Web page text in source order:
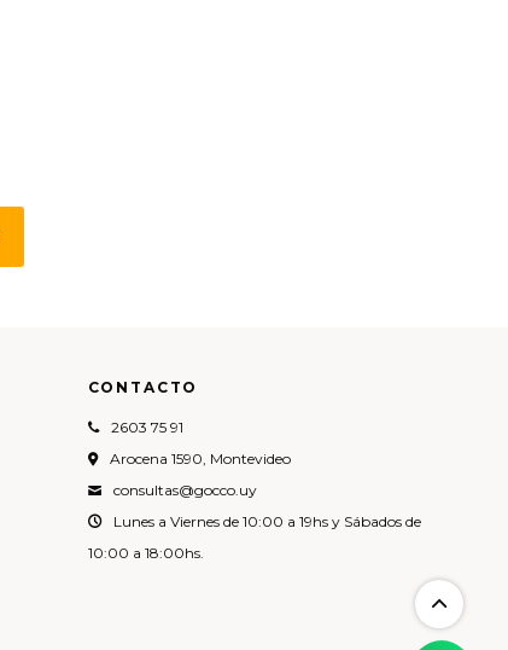
CONTACTO
2603 75 91
Arocena 1590, Montevideo
consultas@gocco.uy
Lunes a Viernes de 10:00 a 19hs y Sábados de
10:00 a 18:00hs.